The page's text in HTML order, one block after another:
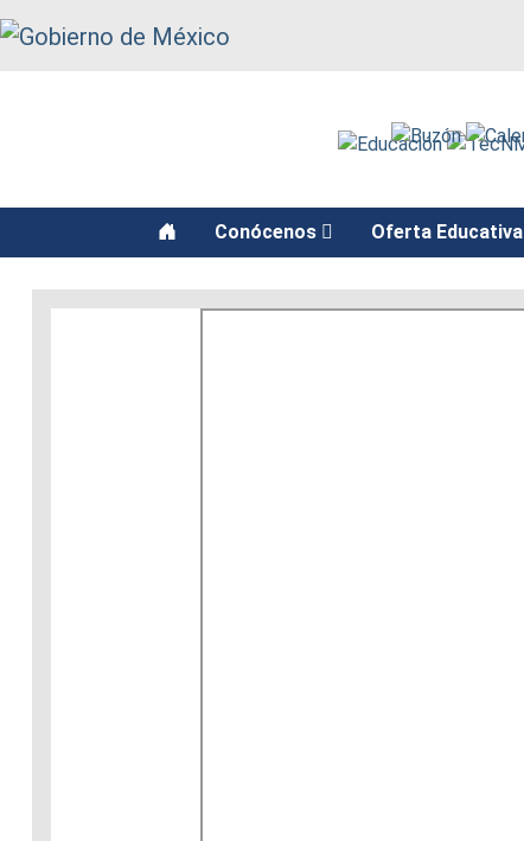
function recarga() { window.location.reload(); }
Conócenos Oferta Educativa